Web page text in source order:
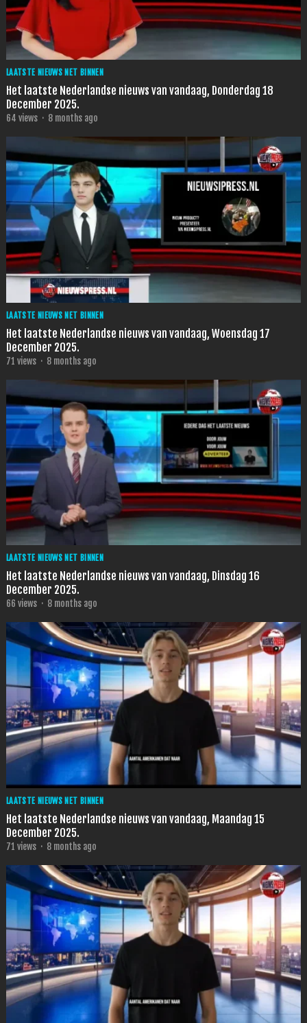
LAATSTE NIEUWS NET BINNEN
Het laatste Nederlandse nieuws van vandaag, Donderdag 18
December 2025.
64 views · 8 months ago
LAATSTE NIEUWS NET BINNEN
Het laatste Nederlandse nieuws van vandaag, Woensdag 17
December 2025.
71 views · 8 months ago
LAATSTE NIEUWS NET BINNEN
Het laatste Nederlandse nieuws van vandaag, Dinsdag 16
December 2025.
66 views · 8 months ago
LAATSTE NIEUWS NET BINNEN
Het laatste Nederlandse nieuws van vandaag, Maandag 15
December 2025.
71 views · 8 months ago